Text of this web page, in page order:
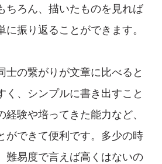
ちろん、描いたものを見れば
振り返ることができます。
士の繋がりが文章に比べると
く、シンプルに書き出すこと
験や培ってきた能力など、
ができて便利です。多少の時
難易度で言えば高くはないの